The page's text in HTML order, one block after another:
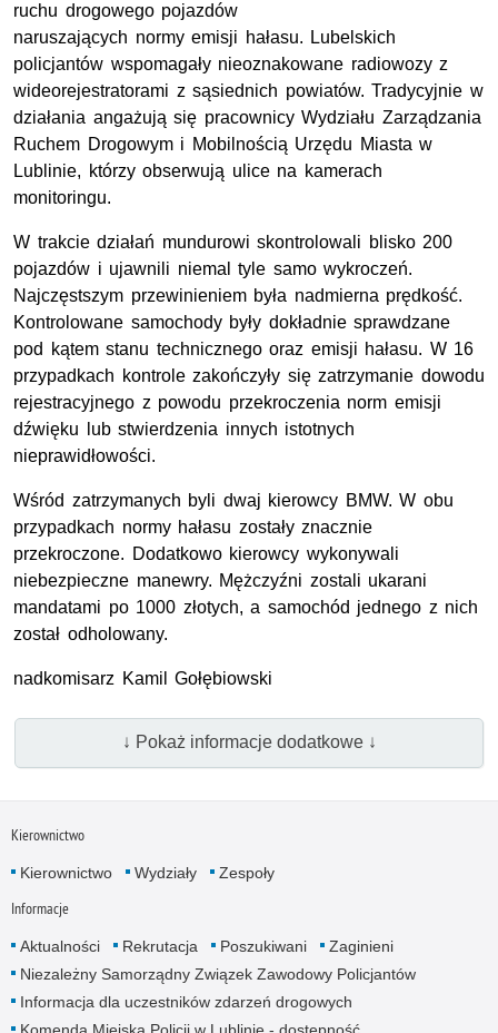
ruchu drogowego pojazdów
naruszających normy emisji hałasu. Lubelskich
policjantów wspomagały nieoznakowane radiowozy z
wideorejestratorami z sąsiednich powiatów. Tradycyjnie w
działania angażują się pracownicy Wydziału Zarządzania
Ruchem Drogowym i Mobilnością Urzędu Miasta w
Lublinie, którzy obserwują ulice na kamerach
monitoringu.
W trakcie działań mundurowi skontrolowali blisko 200
pojazdów i ujawnili niemal tyle samo wykroczeń.
Najczęstszym przewinieniem była nadmierna prędkość.
Kontrolowane samochody były dokładnie sprawdzane
pod kątem stanu technicznego oraz emisji hałasu. W 16
przypadkach kontrole zakończyły się zatrzymanie dowodu
rejestracyjnego z powodu przekroczenia norm emisji
dźwięku lub stwierdzenia innych istotnych
nieprawidłowości.
Wśród zatrzymanych byli dwaj kierowcy BMW. W obu
przypadkach normy hałasu zostały znacznie
przekroczone. Dodatkowo kierowcy wykonywali
niebezpieczne manewry. Mężczyźni zostali ukarani
mandatami po 1000 złotych, a samochód jednego z nich
został odholowany.
nadkomisarz Kamil Gołębiowski
↓ Pokaż informacje dodatkowe ↓
Kierownictwo
Kierownictwo Wydziały Zespoły
Informacje
Aktualności Rekrutacja Poszukiwani
Zaginieni
Niezależny Samorządny Związek Zawodowy Policjantów
Informacja dla uczestników zdarzeń drogowych